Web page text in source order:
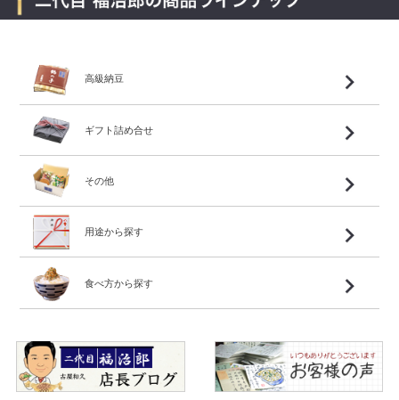
高級納豆
ギフト詰め合せ
その他
用途から探す
食べ方から探す